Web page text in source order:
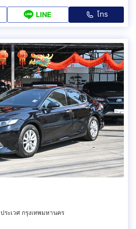
LINE โทร
ประเวศ กรุงเทพมหานคร